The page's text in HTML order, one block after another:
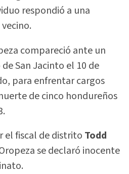
respondió a una
compareció ante un
San Jacinto el 10 de
para enfrentar cargos
de cinco hondureños
el fiscal de distrito Todd
se declaró inocente